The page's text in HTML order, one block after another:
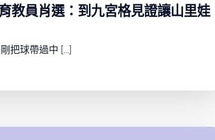
教員肖選：到九宮格見證讓山里娃
把球帶過中 […]